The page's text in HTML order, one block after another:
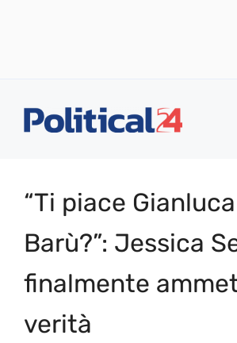
“Ti piace
Barù?”: Jessica
finalmente
verità